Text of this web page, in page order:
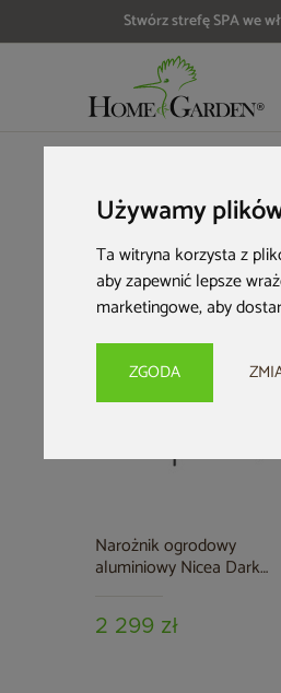
Używamy
Ta witryna korzysta z
aby zapewnić lepsze
marketingowe,aby
ZGODA
Stwórz strefę SPA we
Szczegóły
Narożnik ogrodowy
aluminiowy Nicea Dark
2 299 zł